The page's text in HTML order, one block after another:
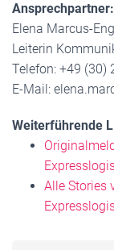
Ansprechpartner:
Elena Marcus-
Leiterin
Telefon: +49 (30)
E-Mail:
Weiterführende
Alle Stories